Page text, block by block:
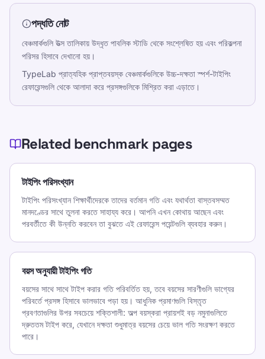
Editorial Policy
যোগাযোগ
প্রশিক্ষণ
নিজেকে পরীক্ষা করুন
গড় টাইপিং গতি
TypeLab X·
পদ্ধতি নোট
বেঞ্চমার্কগুলি উত্স তালিকায় উদ্ধৃত পাবলিক স্টাডি থেকে সংশ্লেষিত হয় এবং পরিকল্পনা
পরিসর হিসাবে দেখানো হয়।
TypeLab প্রাত্যহিক প্রাপ্তবয়স্ক বেঞ্চমার্কগুলিকে উচ্চ-দক্ষতা স্পর্শ-টাইপিং
রেফারেন্সগুলি থেকে আলাদা করে প্রসঙ্গগুলিকে মিশ্রিত করা এড়াতে।
Related benchmark pages
টাইপিং পরিসংখ্যান
টাইপিং পরিসংখ্যান শিক্ষার্থীদেরকে তাদের বর্তমান গতি এবং যথার্থতা বাস্তবসম্মত
মানদণ্ডের সাথে তুলনা করতে সাহায্য করে। আপনি এখন কোথায় আছেন এবং
পরবর্তীতে কী উন্নতি করবেন তা বুঝতে এই রেফারেন্স পয়েন্টগুলি ব্যবহার করুন।
বয়স অনুযায়ী টাইপিং গতি
বয়সের সাথে সাথে টাইপ করার গতি পরিবর্তিত হয়, তবে বয়সের সারণীগুলি ভাগ্যের
পরিবর্তে প্রসঙ্গ হিসাবে ভালভাবে পড়া হয়। আধুনিক প্রমাণগুলি বিস্তৃত
প্রবণতাগুলির উপর সবচেয়ে শক্তিশালী: অল্প বয়স্করা প্রায়শই বড় নমুনাগুলিতে
দ্রুততম টাইপ করে, যেখানে দক্ষতা শুধুমাত্র বয়সের চেয়ে ভাল গতি সংরক্ষণ করতে
পারে।